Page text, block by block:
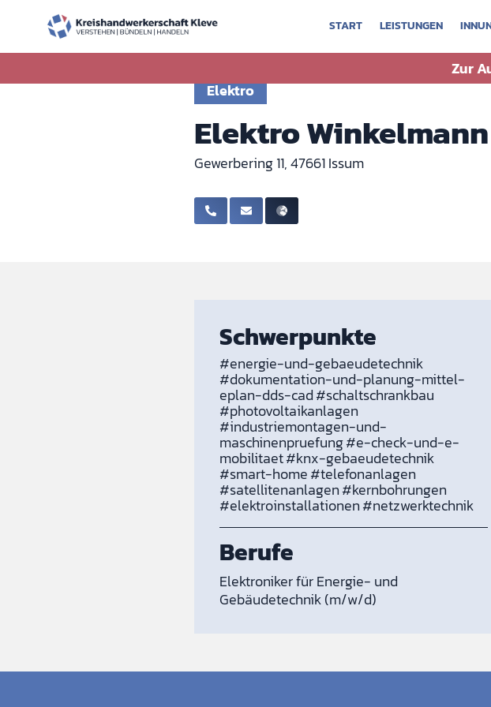
START LEISTUNGEN
Zur
Elektro
Elektro
Gewerbering 11, 47661 Issum
Schwerpunkte
#energie-und-gebaeudetechnik
#dokumentation-und-planung-mittel-
eplan-dds-cad#schaltschrankbau
#photovoltaikanlagen
#industriemontagen-und-
maschinenpruefung#e-check-und-e-
mobilitaet#knx-gebaeudetechnik
#smart-home#telefonanlagen
#satellitenanlagen#kernbohrungen
#elektroinstallationen#netzwerktechnik
Berufe
Elektroniker für Energie- und
Gebäudetechnik (m/w/d)